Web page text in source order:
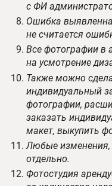
с ФИ
Ошибка
не считается
Все фотографии в
на усмотрение
Также можно
индивидуальный
фотографии,
заказать
макет, выкупить
Любые изменения,
отдельно.
Фотостудия